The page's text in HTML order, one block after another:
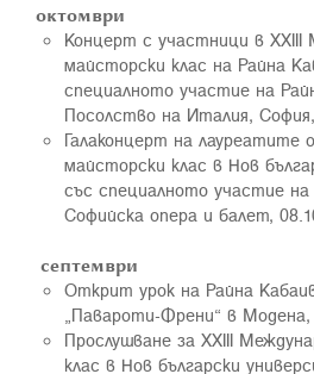
октомври
Концерт с участници в ХXIII
майсторски клас на Райна
специалното участие на
Посолство на Италия,
Галаконцерт на лауреатите
майсторски клас в Нов
със специалното участие на
Софийска опера и балет,
септември
Открит урок на Райна
„Павароти-Френи“ в Модена,
Прослушване за ХХIII
клас в Нов български